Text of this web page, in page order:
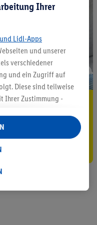
Ihrer
Lidl-Apps
und unserer
verschiedener
und ein Zugriff auf
Diese sind teilweise
Ihrer Zustimmung -
dem IAB TCF
Werbung
Werbung werden